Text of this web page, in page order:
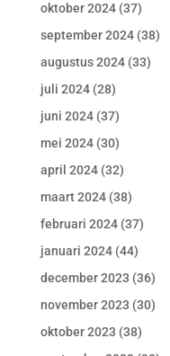
oktober 2024(37)
september 2024(38)
augustus 2024(33)
juli 2024(28)
juni 2024(37)
mei 2024(30)
april 2024(32)
maart 2024(38)
februari 2024(37)
januari 2024(44)
december 2023 (36)
november 2023 (30)
oktober 2023 (38)